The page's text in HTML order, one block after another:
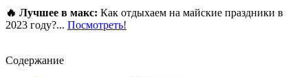
🔥 Лучшее в макс: Как отдыхаем на майские праздники в
2023 году?... Посмотреть!
Содержание